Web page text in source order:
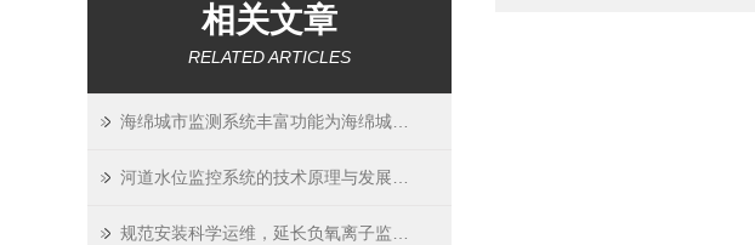
相关文章
RELATED ARTICLES